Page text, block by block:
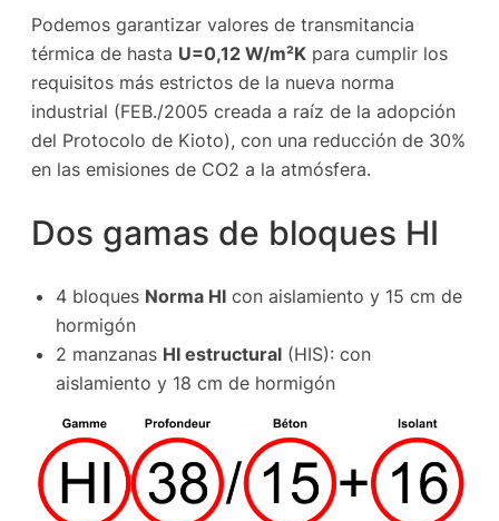
Podemos garantizar valores de transmitancia
térmica de hasta U=0,12 W/m²K para cumplir los
requisitos más estrictos de la nueva norma
industrial (FEB./2005 creada a raíz de la adopción
del Protocolo de Kioto), con una reducción de 30%
en las emisiones de CO2 a la atmósfera.
Dos gamas de bloques HI
4 bloques Norma HI con aislamiento y 15 cm de
hormigón
2 manzanas HI estructural (HIS): con
aislamiento y 18 cm de hormigón